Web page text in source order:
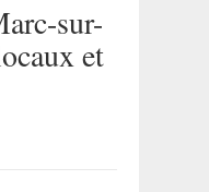
sur-
et